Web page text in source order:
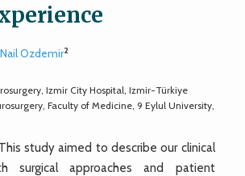
Nail Ozdemir2
Izmir City Hospital, Izmir-Türkiye
Faculty of Medicine, 9 Eylul University,
This study aimed to describe our clinical
surgical approaches and patient